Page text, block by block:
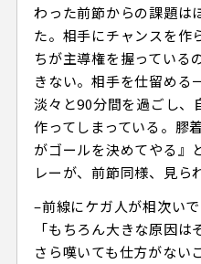
わった前節からの課題は
た。相手にチャンスを作
ちが主導権を握っている
きない。相手を仕留める
淡々と90分間を過ごし、
作ってしまっている。膠
がゴールを決めてやる』
レーが、前節同様、見ら
–前線にケガ人が相次い
「もちろん大きな原因
さら嘆いても仕方がない